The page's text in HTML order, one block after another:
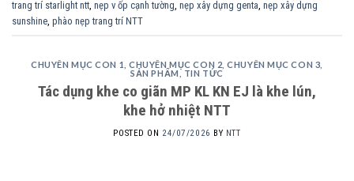
trang trí starlight ntt nẹp v ốp cạnh tường nẹp xây dựng genta nẹp xây dựng
sunshine phào nẹp trang trí NTT
CHUYÊN MỤC CON 1 ,CHUYÊN MỤC CON 2 ,CHUYÊN MỤC CON 3
SẢN PHẨM
TIN TỨC
Tác dụng khe co giãn MP KL KN EJ là khe lún,
khe hở nhiệt NTT
POSTED ON 24/07/2026 BY NTT